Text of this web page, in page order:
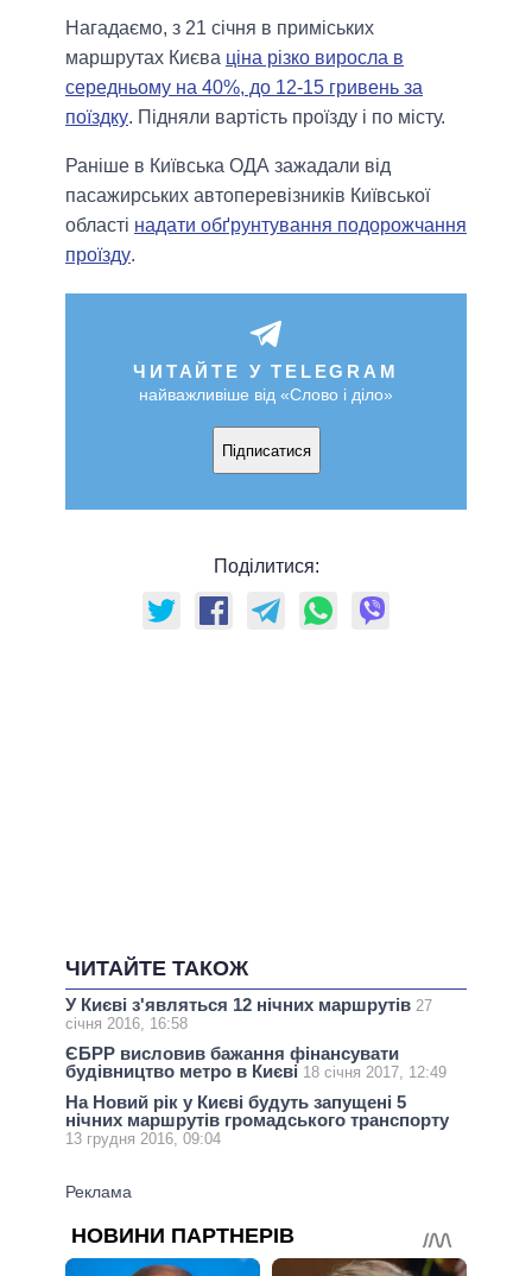
Нагадаємо, з 21 січня в приміських
маршрутах Києва ціна різко виросла в
середньому на 40%, до 12-15 гривень за
поїздку. Підняли вартість проїзду і по місту.
Раніше в Київська ОДА зажадали від
пасажирських автоперевізників Київської
області надати обґрунтування подорожчання
проїзду.
ЧИТАЙТЕ У TELEGRAM
найважливіше від «Слово і діло»
Підписатися
Поділитися:
ЧИТАЙТЕ ТАКОЖ
У Києві з'являться 12 нічних маршрутів 27
січня 2016, 16:58
ЄБРР висловив бажання фінансувати
будівництво метро в Києві 18 січня 2017, 12:49
На Новий рік у Києві будуть запущені 5
нічних маршрутів громадського транспорту
13 грудня 2016, 09:04